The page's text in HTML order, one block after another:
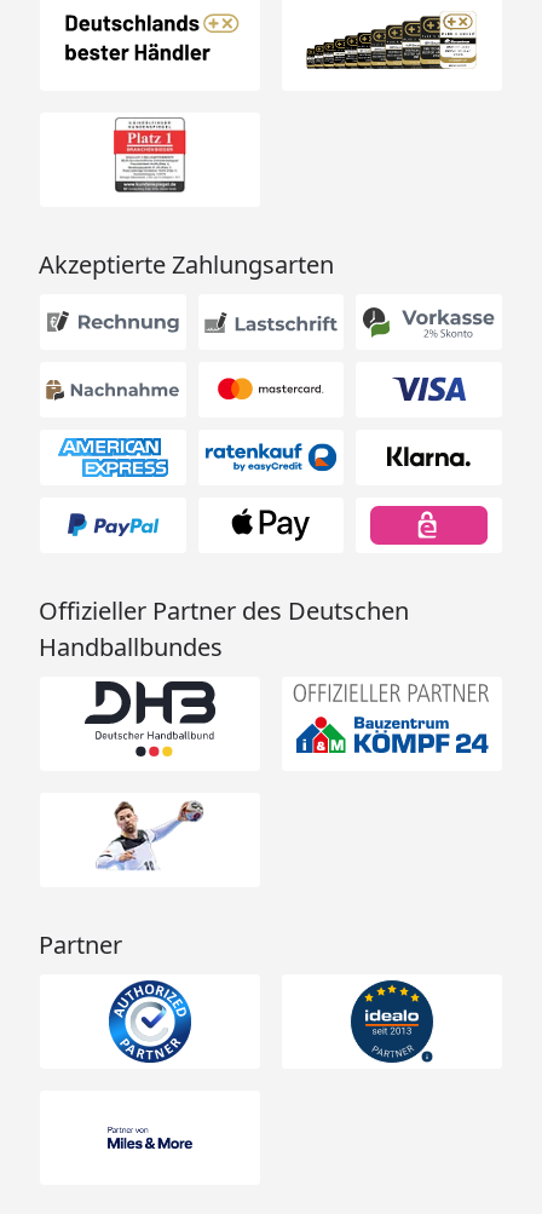
Akzeptierte Zahlungsarten
Offizieller Partner des Deutschen
Handballbundes
Partner